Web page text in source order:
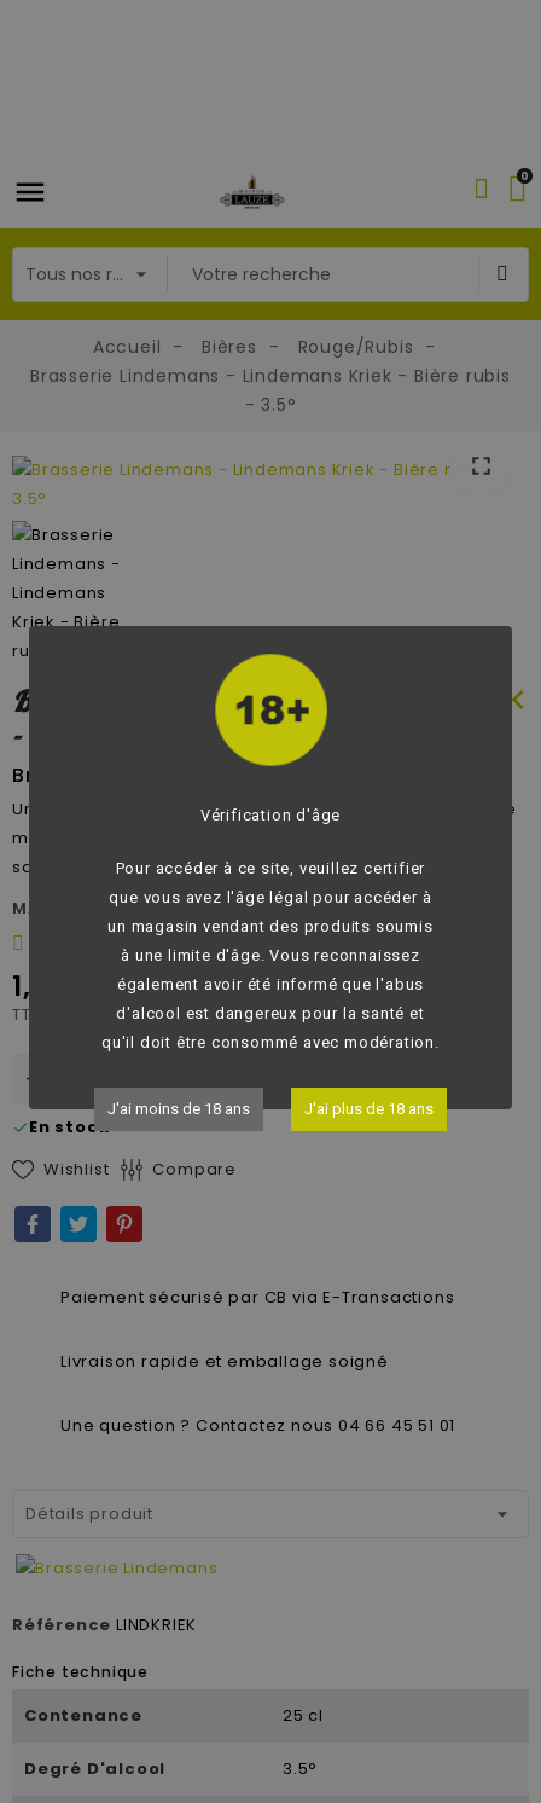
Vérification d'âge
Pour accéder à ce site, veuillez certifier
que vous avez l'âge légal pour accéder à
un magasin vendant des produits soumis
à une limite d'âge. Vous reconnaissez
également avoir été informé que l'abus
d'alcool est dangereux pour la santé et
qu'il doit être consommé avec modération.
J'ai moins de 18 ans J'ai plus de 18 ans
0
Accueil Bières
Rouge/Rubis
Brasserie Lindemans - Lindemans Kriek - Bière rubis
- 3.5°
fullscreen
Brasserie Lindemans - Lindemans Kriek
- Bière rubis - 3.5°
chevron_left
Brasserie Lindemans
Une bière à la robe rouge clair avec une belle et épaisse
mousse rose, des arômes doux de cerise et un goût aux
saveurs boisées et florales de cerise et de fruits.
MARQUE:
Brasserie Lindemans
Donnez votre avis
1,40 €
TTC
-
check En stock
Wishlist
Compare
Paiement sécurisé par CB via E-Transactions
Livraison rapide et emballage soigné
Une question ? Contactez nous 04 66 45 51 01
Détails produit
Référence LINDKRIEK
Fiche technique
Contenance 25 cl
Degré D'alcool 3.5°